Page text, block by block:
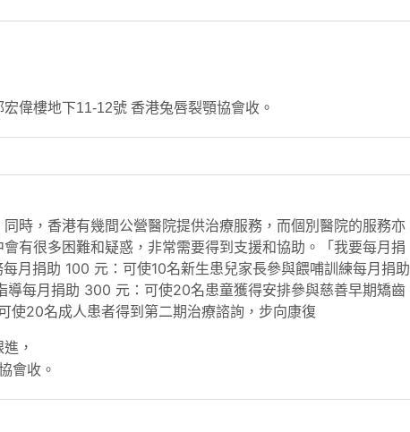
偉樓地下11-12號 香港兔唇裂顎協會收。
時，香港有幾間公營醫院提供治療服務，而個別醫院的服務亦
有很多困難和疑惑，非常需要得到支援和協助。「我要每月捐
月捐助 100 元：可使10名新生患兒家長參與餵哺訓練每月捐助
每月捐助 300 元：可使20名患童獲得安排參與慈善早期矯齒
使20名成人患者得到第二期治療諮詢，步向康復
，
會收。